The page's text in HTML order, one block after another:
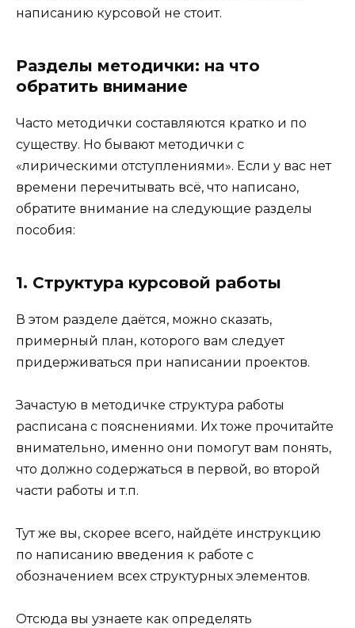
написанию курсовой не стоит.
Разделы методички: на что
обратить внимание
Часто методички составляются кратко и по
существу. Но бывают методички с
«лирическими отступлениями». Если у вас нет
времени перечитывать всё, что написано,
обратите внимание на следующие разделы
пособия:
1. Структура курсовой работы
В этом разделе даётся, можно сказать,
примерный план, которого вам следует
придерживаться при написании проектов.
Зачастую в методичке структура работы
расписана с пояснениями. Их тоже прочитайте
внимательно, именно они помогут вам понять,
что должно содержаться в первой, во второй
части работы и т.п.
Тут же вы, скорее всего, найдёте инструкцию
по написанию введения к работе с
обозначением всех структурных элементов.
Отсюда вы узнаете как определять